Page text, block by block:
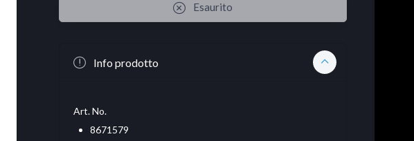
Esaurito
Info prodotto
Art. No.
8671579